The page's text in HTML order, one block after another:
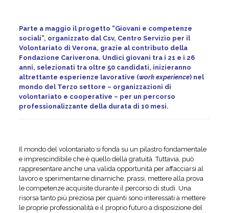
Parte a maggio il progetto “Giovani e competenze
sociali”, organizzato dal Csv, Centro Servizio per il
Volontariato di Verona, grazie al contributo della
Fondazione Cariverona. Undici giovani tra i 21 e i 26
anni, selezionati tra oltre 50 candidati, inizieranno
altrettante esperienze lavorative (work experience) nel
mondo del Terzo settore – organizzazioni di
volontariato e cooperative – per un percorso
professionalizzante della durata di 10 mesi.
Il mondo del volontariato si fonda su un pilastro fondamentale
e imprescindibile che è quello della gratuità. Tuttavia, può
rappresentare anche una valida opportunità per affacciarsi al
lavoro e sperimentarne dinamiche, prassi, mettere alla prova
le competenze acquisite durante il percorso di studi. Una
risorsa tanto più preziosa per quanti sono interessati a mettere
le proprie professionalità e il proprio futuro a disposizione del